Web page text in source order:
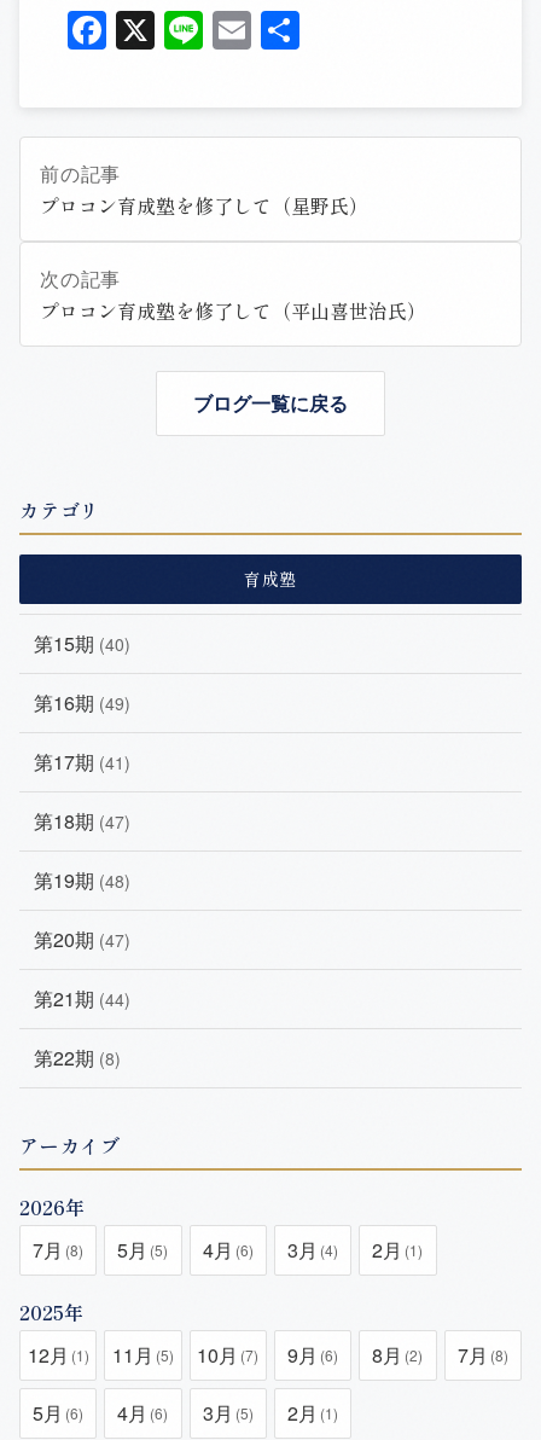
Facebook
X LineEmail
前の記事
プロコン育成塾を修了して（星野氏）
次の記事
プロコン育成塾を修了して（平山喜世治氏）
ブログ一覧に戻る
カテゴリ
育成塾
第15期 (40)
第16期 (49)
第17期 (41)
第18期 (47)
第19期 (48)
第20期 (47)
第21期 (44)
第22期 (8)
アーカイブ
2026年
7月 (8) 5月 (5) 4月 (6) 3月 (4) 2月 (1)
2025年
12月 (1) 11月 (5) 10月 (7) 9月 (6) 8月 (2) 7月 (8)
5月 (6) 4月 (6) 3月 (5) 2月 (1)